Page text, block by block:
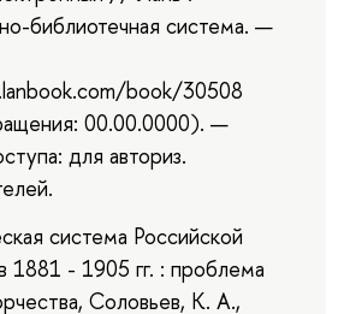
библиотечная система. —
book/30508
00.00.0000). —
для авториз.
система Российской
1881 - 1905 гг. : проблема
Соловьев, К. А.,